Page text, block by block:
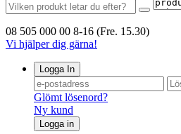
08 505 000 00 8-16 (Fre. 15.30)
Vi hjälper dig gärna!
Logga In
Glömt lösenord?
Ny kund
Logga in